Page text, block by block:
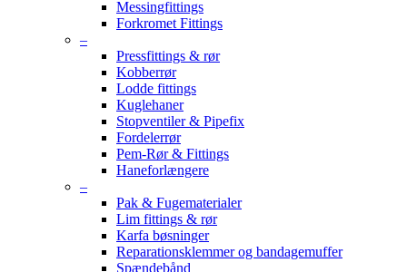
Messingfittings
Forkromet Fittings
–
Pressfittings & rør
Kobberrør
Lodde fittings
Kuglehaner
Stopventiler & Pipefix
Fordelerrør
Pem-Rør & Fittings
Haneforlængere
–
Pak & Fugematerialer
Lim fittings & rør
Karfa bøsninger
Reparationsklemmer og bandagemuffer
Spændebånd